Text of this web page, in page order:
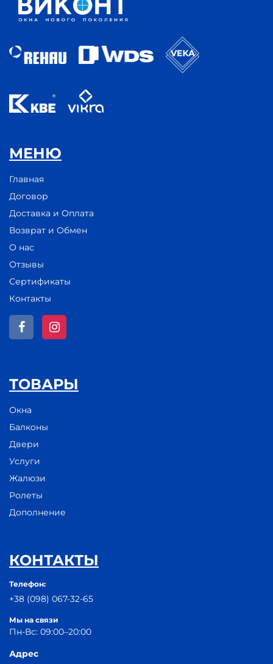
МЕНЮ
Главная
Договор
Доставка и Оплата
Возврат и Обмен
О нас
Отзывы
Сертификаты
Контакты
ТОВАРЫ
Окна
Балконы
Двери
Услуги
Жалюзи
Ролеты
Дополнение
КОНТАКТЫ
Телефон:
+38 (098) 067-32-65
Мы на связи
Пн-Вс: 09:00–20:00
Адрес